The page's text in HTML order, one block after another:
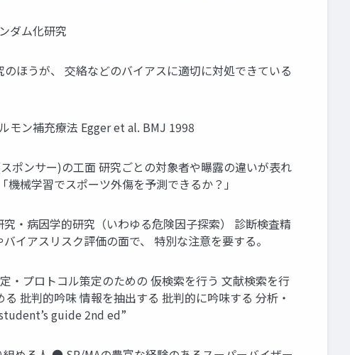
ダム化研究
ほうが、 交絡などのバイアスに適切に対処できている
モン補充療法 Egger et al. BMJ 1998
ポンサー)の工面 研究ごとの対象者や曝露の違いが表れ
械学習でスポーツ外傷を予測できるか？」
・病因学的研究（いわゆる危険因子探索） 診断検査精
イアスリスク評価の面で、 特別な注意を要する。
・プロトコル策定のための 仮検索を行う 文献検索を行
批判的吟味 情報を抽出する 批判的に吟味する 分析・
guide 2nd ed”